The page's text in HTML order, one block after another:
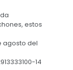
estos
agosto del
14